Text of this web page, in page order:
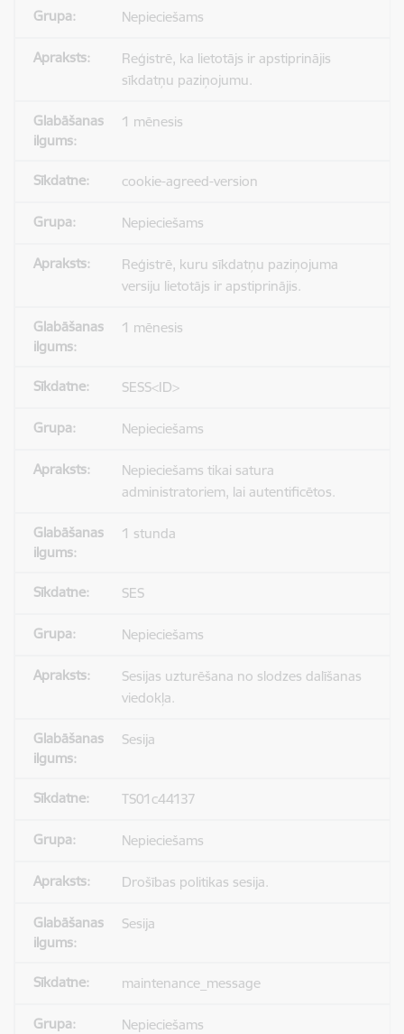
Nepieciešams
Reģistrē, ka lietotājs ir apstiprinājis
sīkdatņu paziņojumu.
1 mēnesis
cookie-agreed-version
Nepieciešams
Reģistrē, kuru sīkdatņu paziņojuma
versiju lietotājs ir apstiprinājis.
1 mēnesis
SESS<ID>
Nepieciešams
Nepieciešams tikai satura
administratoriem, lai autentificētos.
1 stunda
SES
Nepieciešams
Sesijas uzturēšana no slodzes dalīšanas
viedokļa.
Sesija
TS01c44137
Nepieciešams
Drošības politikas sesija.
Sesija
maintenance_message
Nepieciešams